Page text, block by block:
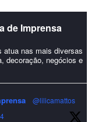
#felizanonovo
Imprensa
de Imprensa
atua nas mais diversas
decoração, negócios e
@lilicamattos